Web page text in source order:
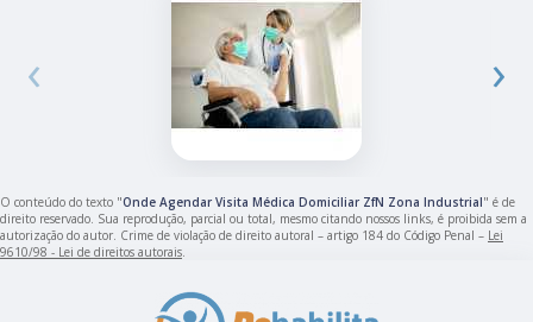
‹ ›
O conteúdo do texto "Onde Agendar Visita Médica Domiciliar ZfN Zona Industrial" é de
direito reservado. Sua reprodução, parcial ou total, mesmo citando nossos links, é proibida sem a
autorização do autor. Crime de violação de direito autoral – artigo 184 do Código Penal – Lei
9610/98 - Lei de direitos autorais